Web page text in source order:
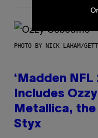
PHOTO BY NICK LAHAM/
‘Madden
Includes
Metallica,
Styx